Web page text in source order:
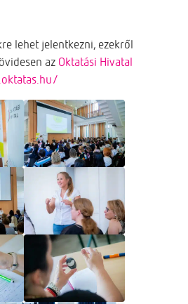
lehet jelentkezni, ezekről
az Oktatási Hivatal